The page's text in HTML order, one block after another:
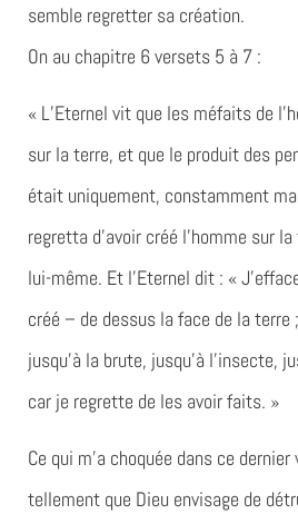
semble regretter sa création.
On au chapitre 6 versets 5 à 7 :
« L’Eternel vit que les méfaits de
sur la terre, et que le produit des
était uniquement, constamment
regretta d’avoir créé l’homme sur
lui-même. Et l’Eternel dit : «
créé – de dessus la face de la terre
jusqu’à la brute, jusqu’à l’insecte,
car je regrette de les avoir faits. »
Ce qui m’a choquée dans ce
tellement que Dieu envisage de